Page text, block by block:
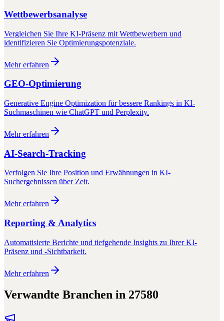
Wettbewerbsanalyse
Vergleichen Sie Ihre KI-Präsenz mit Wettbewerbern und
identifizieren Sie Optimierungspotenziale.
Mehr erfahren
GEO-Optimierung
Generative Engine Optimization für bessere Rankings in KI-
Suchmaschinen wie ChatGPT und Perplexity.
Mehr erfahren
AI-Search-Tracking
Verfolgen Sie Ihre Position und Erwähnungen in KI-
Suchergebnissen über Zeit.
Mehr erfahren
Reporting & Analytics
Automatisierte Berichte und tiefgehende Insights zu Ihrer KI-
Präsenz und -Sichtbarkeit.
Mehr erfahren
Verwandte Branchen in 27580